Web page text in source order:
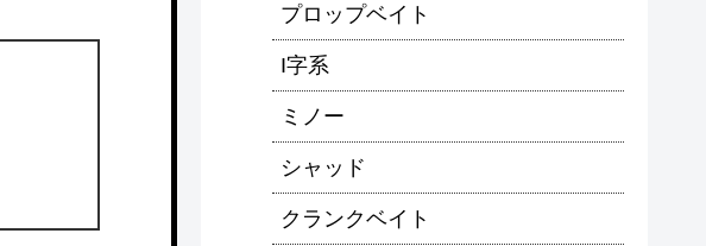
プロップベイト
I字系
ミノー
シャッド
クランクベイト